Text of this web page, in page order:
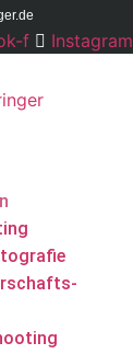
f Instagram